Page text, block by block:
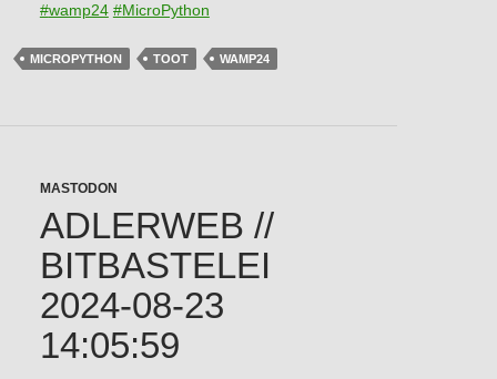
#wamp24 #MicroPython
MICROPYTHON TOOT WAMP24
MASTODON
ADLERWEB //
BITBASTELEI
2024-08-23
14:05:59